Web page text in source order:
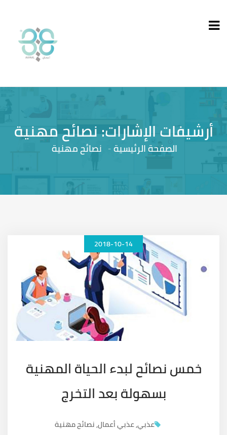
أرشيفات الإشارات: نصائح مهنية
الصفحة الرئيسية نصائح مهنية
2018-10-14
خمس نصائح لبدء الحياة المهنية
بسهولة بعد التخرج
عذبي,عذبي أعمال,نصائح مهنية